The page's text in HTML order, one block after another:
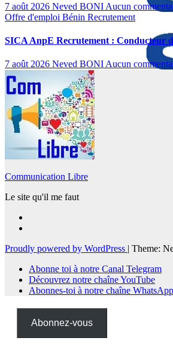
7 août 2026 Neved BONI Aucun
Offre d'emploi Bénin Recrutement
SICA AnpE Recrutement : Conducteur
7 août 2026 Neved BONI Aucun
Communication Libre
Le site qu'il me faut
Proudly powered by WordPress | Theme:
Abonne toi à notre Canal Telegram
Découvrez notre chaîne YouTube
Abonnes-toi à notre chaîne WhatsApp
Abonnez-vous